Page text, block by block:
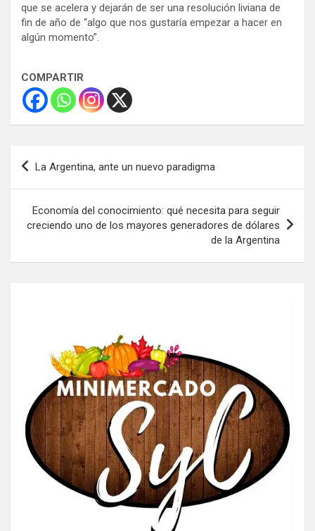
que se acelera y dejarán de ser una resolución liviana de
fin de año de “algo que nos gustaría empezar a hacer en
algún momento”.
COMPARTIR
Navegación
de
La Argentina, ante un nuevo paradigma
Economía del conocimiento: qué necesita para seguir
creciendo uno de los mayores generadores de dólares
de la Argentina